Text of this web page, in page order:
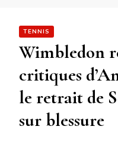
TENNIS
Wimbledon
critiques
le retrait de
sur blessure